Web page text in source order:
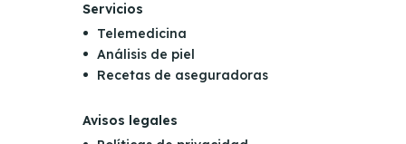
Servicios
Telemedicina
Análisis de piel
Recetas de aseguradoras
Avisos legales